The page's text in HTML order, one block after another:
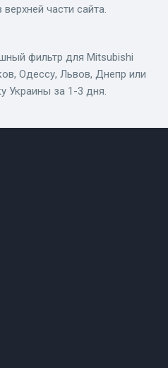
части сайта.
фильтр для Mitsubishi
Одессу, Львов, Днепр или
Украины за 1-3 дня.